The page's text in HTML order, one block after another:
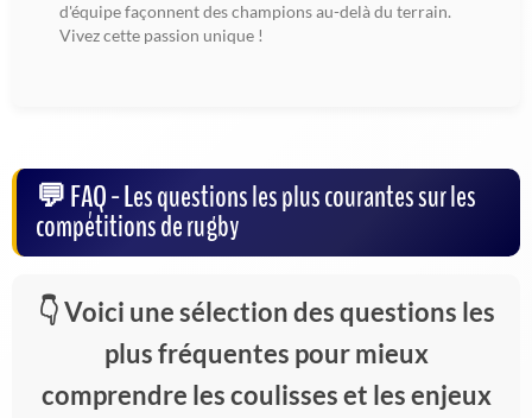
d'équipe façonnent des champions au-delà du terrain.
Vivez cette passion unique !
FAQ - Les questions les plus courantes sur les
compétitions de rugby
Voici une sélection des questions les
plus fréquentes pour mieux
comprendre les coulisses et les enjeux